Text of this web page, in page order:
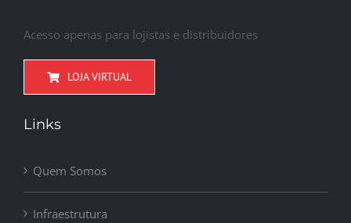
Acesso apenas para lojistas e distribuidores
LOJA VIRTUAL
Links
Quem Somos
Infraestrutura